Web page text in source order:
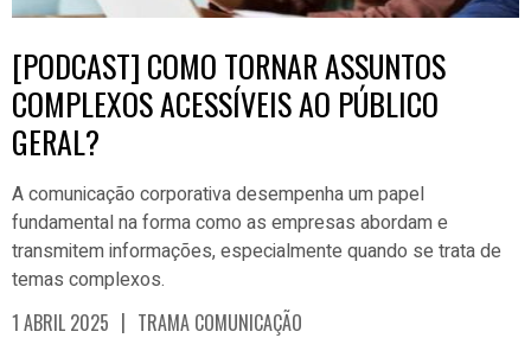
[PODCAST] COMO TORNAR ASSUNTOS
COMPLEXOS ACESSÍVEIS AO PÚBLICO
GERAL?
A comunicação corporativa desempenha um papel
fundamental na forma como as empresas abordam e
transmitem informações, especialmente quando se trata de
temas complexos.
1 ABRIL 2025 | TRAMA COMUNICAÇÃO